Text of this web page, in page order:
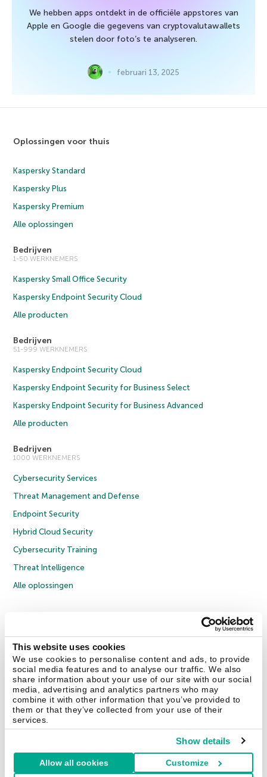
This website uses cookies
We use cookies to personalise content and ads, to provide
social media features and to analyse our traffic. We also
share information about your use of our site with our social
media, advertising and analytics partners who may
combine it with other information that you’ve provided to
them or that they’ve collected from your use of their
services.
Show details
Allow all cookies Customize
We hebben apps ontdekt in de officiële appstores van
Apple en Google die gegevens van cryptovalutawallets
stelen door foto’s te analyseren.
februari 13, 2025
Oplossingen voor thuis
Kaspersky Standard
Kaspersky Plus
Kaspersky Premium
Alle oplossingen
Bedrijven
1-50 WERKNEMERS
Kaspersky Small Office Security
Kaspersky Endpoint Security Cloud
Alle producten
Bedrijven
51-999 WERKNEMERS
Kaspersky Endpoint Security Cloud
Kaspersky Endpoint Security for Business Select
Kaspersky Endpoint Security for Business Advanced
Alle producten
Bedrijven
1000 WERKNEMERS
Cybersecurity Services
Threat Management and Defense
Endpoint Security
Hybrid Cloud Security
Cybersecurity Training
Threat Intelligence
Alle oplossingen
Privacybeleid
Licentieovereenkomst B2B
Contact Us Over ons Partners Blog Resource Center
Persberichten
Vertrouwen in Kaspersky
Securelist Eugene Personal Blog
Nederland & België